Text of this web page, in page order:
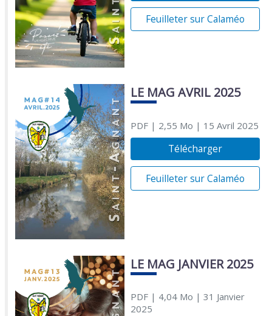
Feuilleter sur Calaméo
LE MAG AVRIL 2025
PDF| 2,55 Mo | 15 Avril 2025
Télécharger
Feuilleter sur Calaméo
LE MAG JANVIER 2025
PDF| 4,04 Mo | 31 Janvier
2025